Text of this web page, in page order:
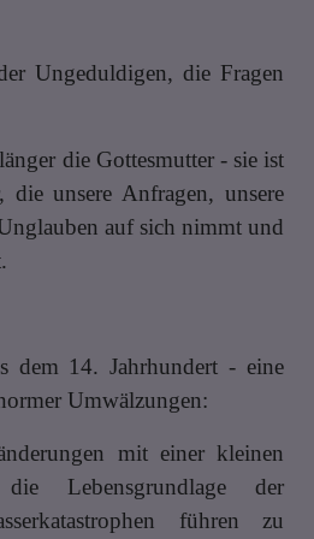
Ungeduldigen, die Fragen
die Gottesmutter - sie ist
die unsere Anfragen, unsere
auf sich nimmt und
dem 14. Jahrhundert - eine
Umwälzungen:
mit einer kleinen
Lebensgrundlage der
führen zu